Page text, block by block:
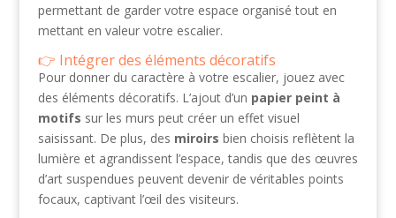
permettant de garder votre espace organisé tout en
mettant en valeur votre escalier.
Intégrer des éléments décoratifs
Pour donner du caractère à votre escalier, jouez avec
des éléments décoratifs. L’ajout d’un papier peint à
motifs sur les murs peut créer un effet visuel
saisissant. De plus, des miroirs bien choisis reflètent la
lumière et agrandissent l’espace, tandis que des œuvres
d’art suspendues peuvent devenir de véritables points
focaux, captivant l’œil des visiteurs.